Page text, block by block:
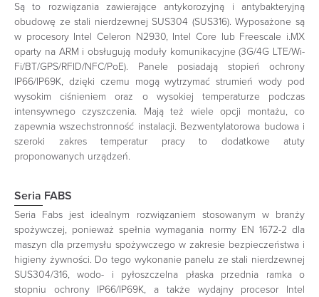
Są to rozwiązania zawierające antykorozyjną i antybakteryjną
obudowę ze stali nierdzewnej SUS304 (SUS316). Wyposażone są
w procesory Intel Celeron N2930, Intel Core lub Freescale i.MX
oparty na ARM i obsługują moduły komunikacyjne (3G/4G LTE/Wi-
Fi/BT/GPS/RFID/NFC/PoE). Panele posiadają stopień ochrony
IP66/IP69K, dzięki czemu mogą wytrzymać strumień wody pod
wysokim ciśnieniem oraz o wysokiej temperaturze podczas
intensywnego czyszczenia. Mają też wiele opcji montażu, co
zapewnia wszechstronność instalacji. Bezwentylatorowa budowa i
szeroki zakres temperatur pracy to dodatkowe atuty
proponowanych urządzeń.
Seria FABS
Seria Fabs jest idealnym rozwiązaniem stosowanym w branży
spożywczej, ponieważ spełnia wymagania normy EN 1672-2 dla
maszyn dla przemysłu spożywczego w zakresie bezpieczeństwa i
higieny żywności. Do tego wykonanie panelu ze stali nierdzewnej
SUS304/316, wodo- i pyłoszczelna płaska przednia ramka o
stopniu ochrony IP66/IP69K, a także wydajny procesor Intel